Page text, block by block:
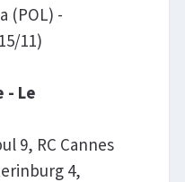
(POL) -
11)
- Le
9, RC Cannes
4,